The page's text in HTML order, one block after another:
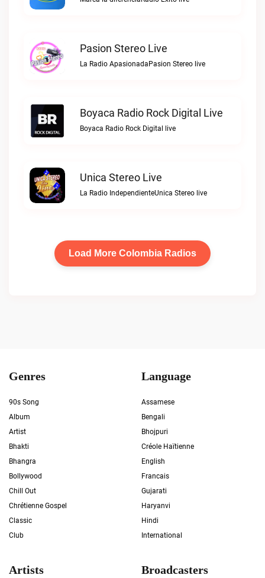
Pasion Stereo Live
La Radio ApasionadaPasion Stereo live
Boyaca Radio Rock Digital Live
Boyaca Radio Rock Digital live
Unica Stereo Live
La Radio IndependienteUnica Stereo live
Load More Colombia Radios
Genres
90s Song
Album
Artist
Bhakti
Bhangra
Bollywood
Chill Out
Chrétienne Gospel
Classic
Club
Language
Assamese
Bengali
Bhojpuri
Créole Haïtienne
English
Francais
Gujarati
Haryanvi
Hindi
International
Artists Broadcasters